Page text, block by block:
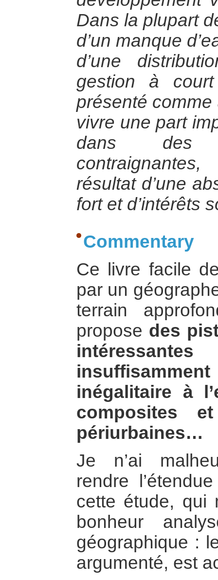
Dans la plupart
d’un manque
d’une
gestion à
présenté
vivre une part
dans des
résultat d’une
fort et d’intérêts
Commentary
Ce livre facile
par un
terrain
propose des
insuffisamment
inégalitaire à
composites
périurbaines…
Je n’ai
rendre
cette étude, qui
bonheur
géographique :
argumenté, est